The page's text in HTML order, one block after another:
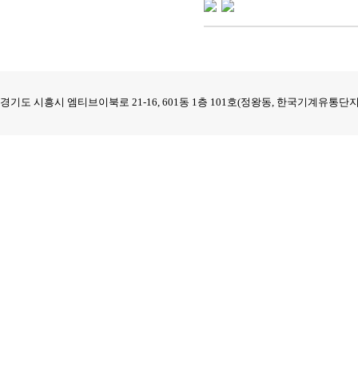
경기도 시흥시 엠티브이북로 21-16, 601동 1층 101호(정왕동, 한국기계유통